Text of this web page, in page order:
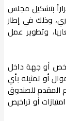
بتشكيل مجلس
وذلك في إطار
وتطوير عمل
أو جهة داخل
أو تمثيله بأي
المقدم للصندوق
أو ‏تراخيص